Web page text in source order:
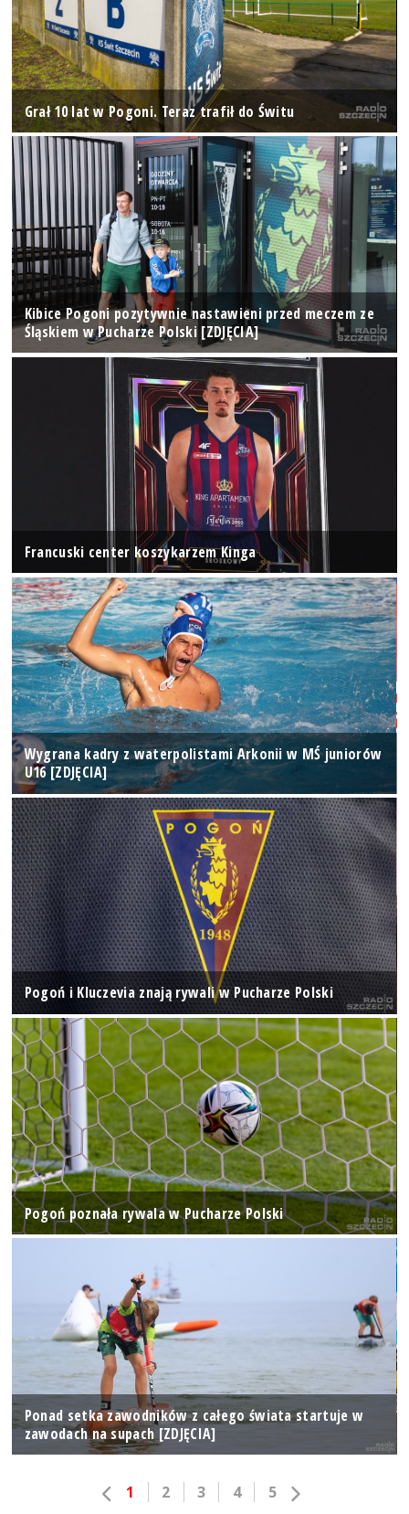
Grał 10 lat w Pogoni. Teraz trafił do Świtu
Kibice Pogoni pozytywnie nastawieni przed meczem ze
Śląskiem w Pucharze Polski [ZDJĘCIA]
Francuski center koszykarzem Kinga
Wygrana kadry z waterpolistami Arkonii w MŚ juniorów
U16 [ZDJĘCIA]
Pogoń i Kluczevia znają rywali w Pucharze Polski
Pogoń poznała rywala w Pucharze Polski
Ponad setka zawodników z całego świata startuje w
zawodach na supach [ZDJĘCIA]
1 2 3 4 5